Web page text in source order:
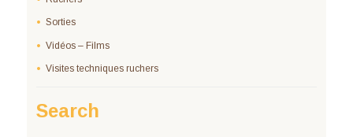
Sorties
Vidéos – Films
Visites techniques ruchers
Search